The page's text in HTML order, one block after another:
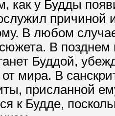
как у Будды
причиной
В любом
В
Буддой,
от мира. В
присланной
к Будде,